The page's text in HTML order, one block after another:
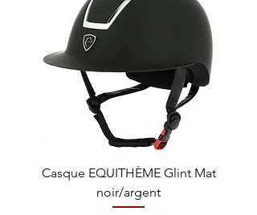
Casque EQUITHÈME Glint Mat
noir/argent